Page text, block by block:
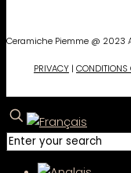
Ceramiche Piemme @ 2023
PRIVACY | CONDITIONS